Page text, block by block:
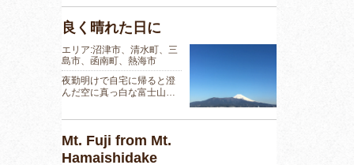
良く晴れた日に
エリア:沼津市、清水町、三
島市、函南町、熱海市
夜勤明けで自宅に帰ると澄
んだ空に真っ白な富士山…
Mt. Fuji from Mt.
Hamaishidake